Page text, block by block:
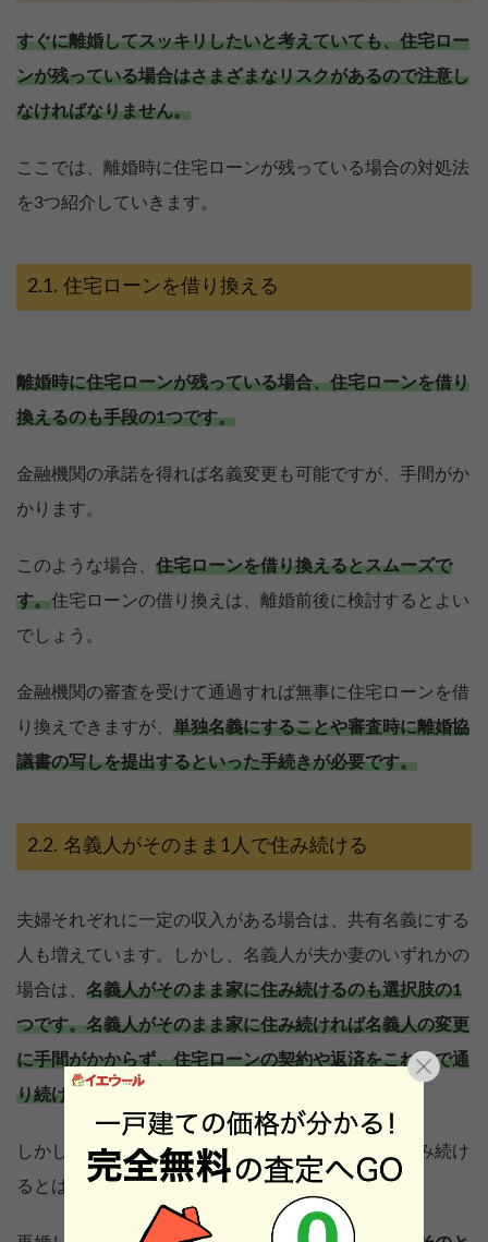
すぐに離婚してスッキリしたいと考えていても、住宅ロー
ンが残っている場合はさまざまなリスクがあるので注意し
なければなりません。
ここでは、離婚時に住宅ローンが残っている場合の対処法
を3つ紹介していきます。
住宅ローンを借り換える
離婚時に住宅ローンが残っている場合、住宅ローンを借り
換えるのも手段の1つです。
金融機関の承諾を得れば名義変更も可能ですが、手間がか
かります。
このような場合、 住宅ローンを借り換えるとスムーズで
す。住宅ローンの借り換えは、離婚前後に検討するとよい
でしょう。
金融機関の審査を受けて通過すれば無事に住宅ローンを借
り換えできますが、 単独名義にすることや審査時に離婚協
議書の写しを提出するといった手続きが必要です。
名義人がそのまま1人で住み続ける
夫婦それぞれに一定の収入がある場合は、共有名義にする
人も増えています。しかし、名義人が夫か妻のいずれかの
場合は、 名義人がそのまま家に住み続けるのも選択肢の1
つです。名義人がそのまま家に住み続ければ名義人の変更
に手間がかからず、住宅ローンの契約や返済をこれまで通
り続けられます。
しかし、名義人は住宅ローンを完済するまで家に住み続け
るとは限りません。